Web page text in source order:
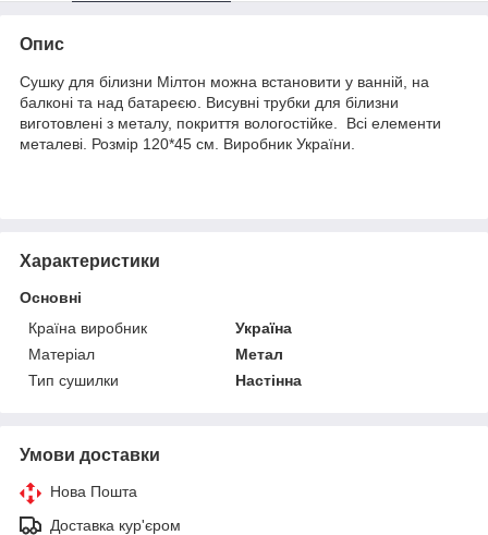
Опис
Сушку для білизни Мілтон можна встановити у ванній, на
балконі та над батареєю. Висувні трубки для білизни
виготовлені з металу, покриття вологостійке. Всі елементи
металеві. Розмір 120*45 см. Виробник України.
Характеристики
Основні
Країна виробник
Україна
Матеріал
Метал
Тип сушилки
Настінна
Умови доставки
Нова Пошта
Доставка кур'єром